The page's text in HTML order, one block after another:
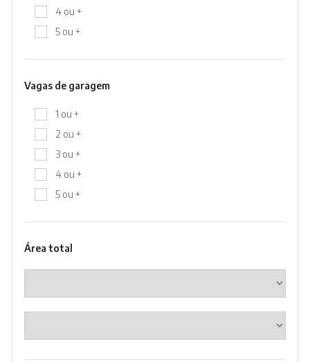
4 ou +
5 ou +
Vagas de garagem
1 ou +
2 ou +
3 ou +
4 ou +
5 ou +
Área total